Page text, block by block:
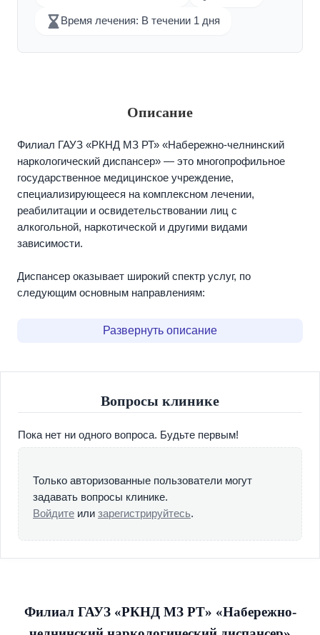
Время лечения: В течении 1 дня
Описание
Филиал ГАУЗ «РКНД МЗ РТ» «Набережно-челнинский
наркологический диспансер» — это многопрофильное
государственное медицинское учреждение,
специализирующееся на комплексном лечении,
реабилитации и освидетельствовании лиц с
алкогольной, наркотической и другими видами
зависимости.
Диспансер оказывает широкий спектр услуг, по
следующим основным направлениям:
1. Круглосуточный стационар
из запоя, снятие ломки).
№2): Длительные программы медико-социальной
4. Амбулаторно-реабилитационное отделение
групповые консультации, патопсихологическое
6. Поликлиника: Плановый и экстренный амбулаторный
приём врачей психиатров-наркологов и психотерапевтов
(диагностика, консультации, назначение лечения).
7. Проведение лечебных процедур: Кодирование,
основе).
8. Кабинет медицинского освидетельствования:
Развернуть описание
Вопросы клинике
Пока нет ни одного вопроса. Будьте первым!
Только авторизованные пользователи могут
задавать вопросы клинике.
Войдите или зарегистрируйтесь.
Филиал ГАУЗ «РКНД МЗ РТ» «Набережно-